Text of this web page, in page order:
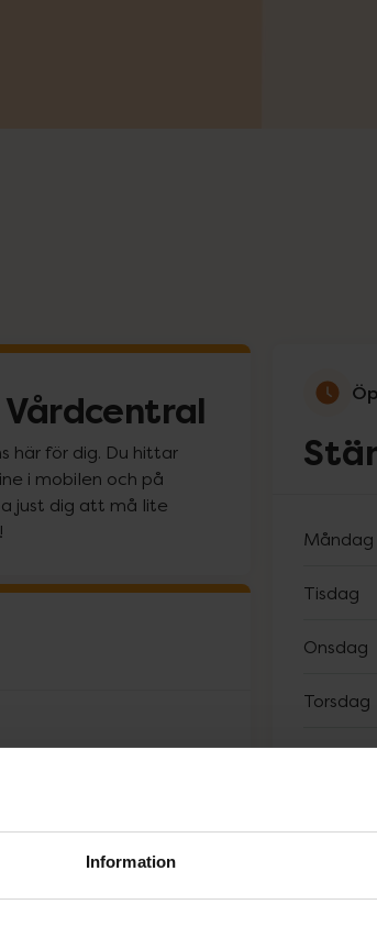
Information
här för dig. Du hittar
i mobilen och på
just dig att må lite
Måndag
Tisdag
Onsdag
Torsdag
Fredag